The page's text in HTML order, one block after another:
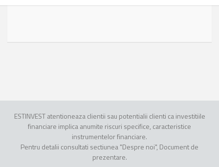
ESTINVEST atentioneaza clientii sau potentialii clienti ca investitiile
financiare implica anumite riscuri specifice, caracteristice
instrumentelor financiare.
Pentru detalii consultati sectiunea "Despre noi", Document de
prezentare.